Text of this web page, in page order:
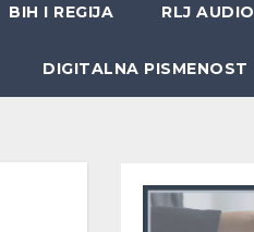
BIH I REGIJA RLJ AUDIO
DIGITALNA PISMENOST